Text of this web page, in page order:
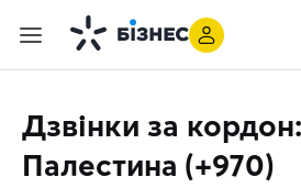
Дзвінки за
Палестинa (+970)